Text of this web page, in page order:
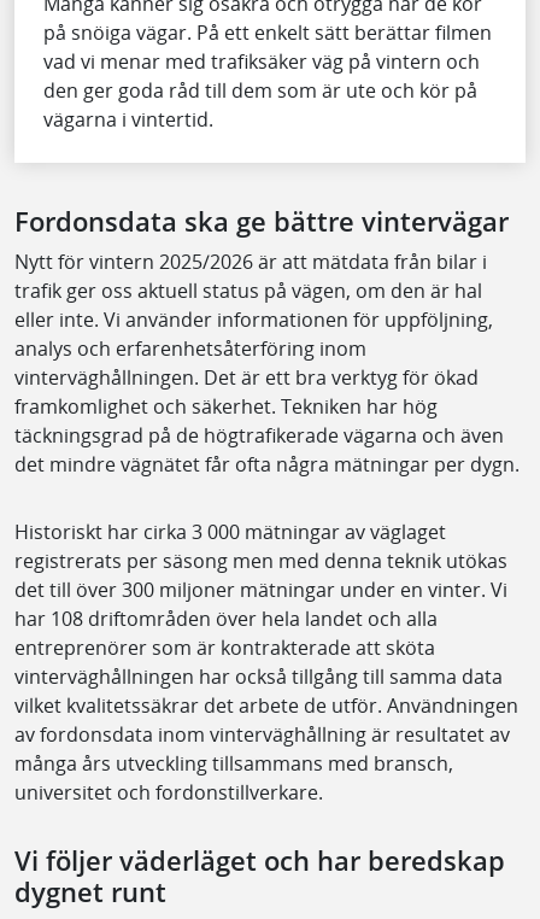
på snöiga vägar. På ett enkelt sätt berättar filmen
vad vi menar med trafiksäker väg på vintern och
den ger goda råd till dem som är ute och kör på
vägarna i vintertid.
Fordonsdata ska ge bättre vintervägar
Nytt för vintern 2025/2026 är att mätdata från bilar i
trafik ger oss aktuell status på vägen, om den är hal
eller inte. Vi använder informationen för uppföljning,
analys och erfarenhetsåterföring inom
vinterväghållningen. Det är ett bra verktyg för ökad
framkomlighet och säkerhet. Tekniken har hög
täckningsgrad på de högtrafikerade vägarna och även
det mindre vägnätet får ofta några mätningar per dygn.
Historiskt har cirka 3 000 mätningar av väglaget
registrerats per säsong men med denna teknik utökas
det till över 300 miljoner mätningar under en vinter. Vi
har 108 driftområden över hela landet och alla
entreprenörer som är kontrakterade att sköta
vinterväghållningen har också tillgång till samma data
vilket kvalitetssäkrar det arbete de utför. Användningen
av fordonsdata inom vinterväghållning är resultatet av
många års utveckling tillsammans med bransch,
universitet och fordonstillverkare.
Vi följer väderläget och har beredskap
dygnet runt